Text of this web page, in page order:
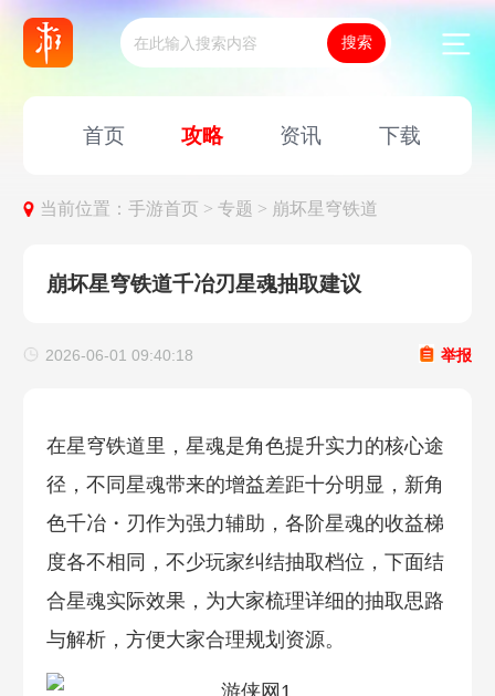
首页 攻略 资讯 下载
当前位置：手游首页 >专题 > 崩坏星穹铁道
崩坏星穹铁道千冶刃星魂抽取建议
2026-06-01 09:40:18 举报
在星穹铁道里，星魂是角色提升实力的核心途
径，不同星魂带来的增益差距十分明显，新角
色千冶・刃作为强力辅助，各阶星魂的收益梯
度各不相同，不少玩家纠结抽取档位，下面结
合星魂实际效果，为大家梳理详细的抽取思路
与解析，方便大家合理规划资源。